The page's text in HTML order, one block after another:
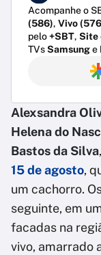
Acompanhe o
(586), Vivo
pelo+SBT, Site
TVsSamsunge
Alexsandra
Helena do
Bastos da Silva
15 de agosto,
um cachorro.
seguinte, em
facadas na
vivo, amarrado